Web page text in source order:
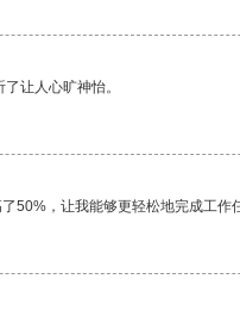
让人心旷神怡。
50%，让我能够更轻松地完成工作